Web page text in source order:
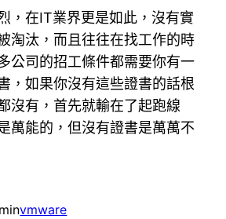
，在IT業界更是如此，沒有實
淘汰，而且往往在找工作的時
公司的招工條件都需要你有一
，如果你沒有這些證書的話根
沒有，首先就輸在了起跑線
萬能的，但沒有證書是萬萬不
vmware